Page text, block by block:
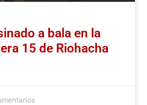
a bala en la
15 de Riohacha